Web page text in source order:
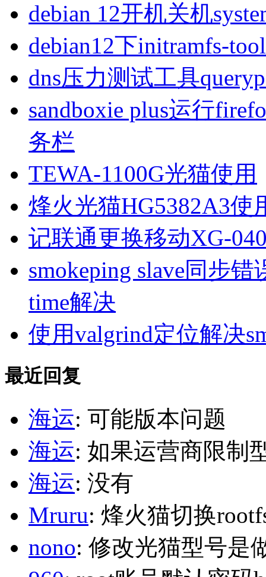
debian 12开机关机
debian12下initramfs-
dns压力测试工具
sandboxie plus运行
务栏
TEWA-1100G光猫使用
烽火光猫HG5382A3使
记联通更换移动XG-
smokeping slave同步错
time解决
使用valgrind定位解决
最近回复
海运: 可能版本问题
海运: 如果运营商限制
海运: 没有
Mruru: 烽火猫切换
nono: 修改光猫型号是